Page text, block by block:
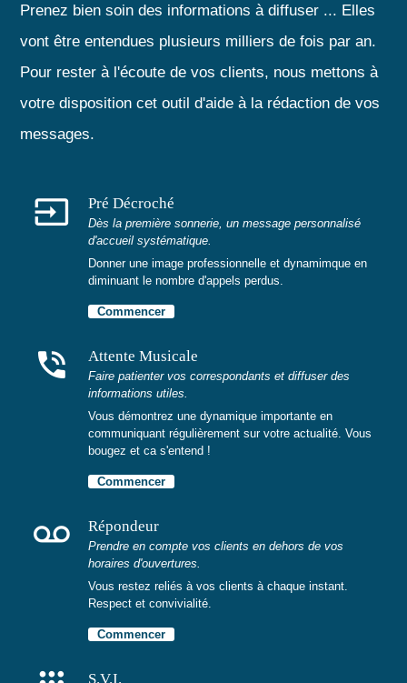
Prenez bien soin des informations à diffuser ... Elles
vont être entendues plusieurs milliers de fois par an.
Pour rester à l'écoute de vos clients, nous mettons à
votre disposition cet outil d'aide à la rédaction de vos
messages.
input Pré Décroché
Dès la première sonnerie, un message personnalisé
d'accueil systématique.
Donner une image professionnelle et dynamimque en
diminuant le nombre d'appels perdus.
Commencer
phone_in_talk Attente Musicale
Faire patienter vos correspondants et diffuser des
informations utiles.
Vous démontrez une dynamique importante en
communiquant régulièrement sur votre actualité. Vous
bougez et ca s'entend !
Commencer
voicemail Répondeur
Prendre en compte vos clients en dehors de vos
horaires d'ouvertures.
Vous restez reliés à vos clients à chaque instant.
Respect et convivialité.
Commencer
S.V.I.